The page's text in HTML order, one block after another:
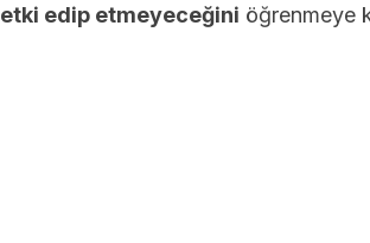
etki edip etmeyeceğini öğrenmeye